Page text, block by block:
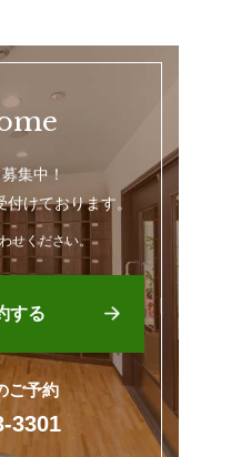
集中！
けております。
せください。
する
ご予約
3301